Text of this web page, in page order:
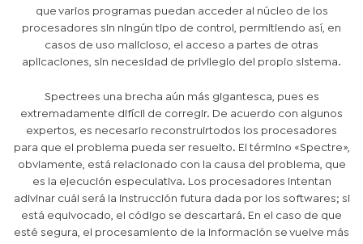
que varios programas puedan acceder al núcleo de los
procesadores sin ningún tipo de control, permitiendo así, en
casos de uso malicioso, el acceso a partes de otras
aplicaciones, sin necesidad de privilegio del propio sistema.
Spectrees una brecha aún más gigantesca, pues es
extremadamente difícil de corregir. De acuerdo con algunos
expertos, es necesario reconstruirtodos los procesadores
para que el problema pueda ser resuelto. El término «Spectre»,
obviamente, está relacionado con la causa del problema, que
es la ejecución especulativa. Los procesadores intentan
adivinar cuál será la instrucción futura dada por los softwares; si
está equivocado, el código se descartará. En el caso de que
esté segura, el procesamiento de la información se vuelve más